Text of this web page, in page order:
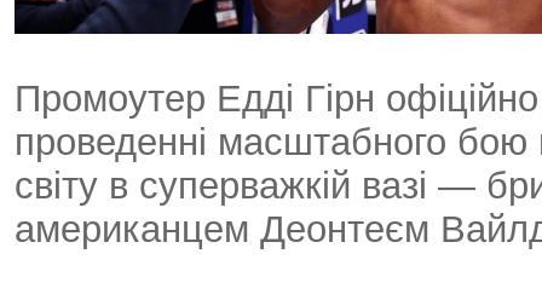
Промоутер Едді Гірн
проведенні масштабного
світу в суперважкій вазі —
американцем Деонтеєм